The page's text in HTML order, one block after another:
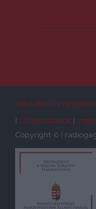
Adatvédelmi
Sütibeállítások
Copyright © |